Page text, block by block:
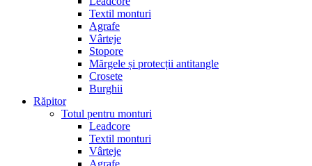
Textil monturi
Agrafe
Vârteje
Stopore
Mărgele și protecții antitangle
Crosete
Burghii
Răpitor
Totul pentru monturi
Leadcore
Textil monturi
Vârteje